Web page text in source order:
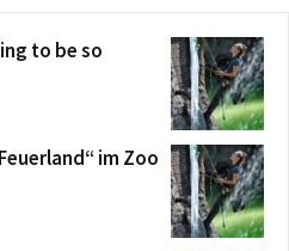
to be so
im Zoo